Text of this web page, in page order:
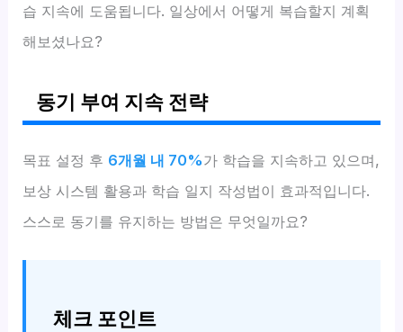
습 지속에 도움됩니다. 일상에서 어떻게 복습할지 계획
해보셨나요?
동기 부여 지속 전략
목표 설정 후 6개월 내 70%가 학습을 지속하고 있으며,
보상 시스템 활용과 학습 일지 작성법이 효과적입니다.
스스로 동기를 유지하는 방법은 무엇일까요?
체크 포인트